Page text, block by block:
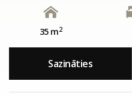
35 m2
Sazināties